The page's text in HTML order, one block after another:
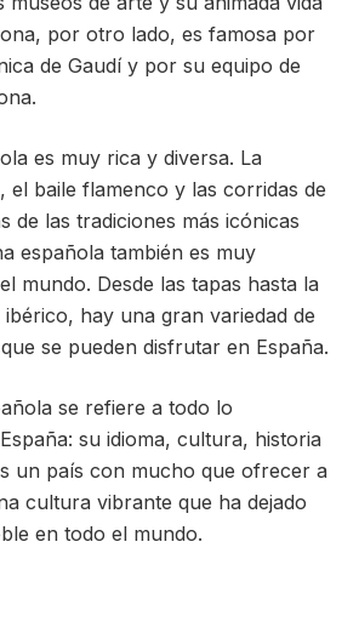
por otro lado, es famosa por
de Gaudí y por su equipo de
es muy rica y diversa. La
el baile flamenco y las corridas de
de las tradiciones más icónicas
española también es muy
mundo. Desde las tapas hasta la
hay una gran variedad de
se pueden disfrutar en España.
se refiere a todo lo
su idioma, cultura, historia
un país con mucho que ofrecer a
cultura vibrante que ha dejado
en todo el mundo.